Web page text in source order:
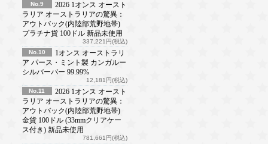
No.9
2026 1オンス オースト
ラリア オーストラリアの驚異：
アウトバック(内陸部荒野地帯)
プラチナ貨 100ドル 新品未使用
337,221円(税込)
No.10
1オンス オーストラリ
ア パース・ミント製 カンガルー
シルバーバー 99.99%
12,181円(税込)
No.11
2026 1オンス オースト
ラリア オーストラリアの驚異：
アウトバック(内陸部荒野地帯)
金貨 100ドル (33mmクリアケー
ス付き) 新品未使用
781,661円(税込)